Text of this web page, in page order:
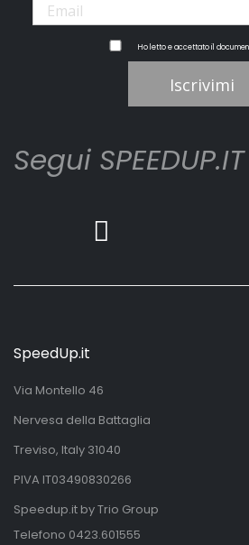
Ho letto e accettato il
Iscrivimi
Segui SPEEDUP.IT
SpeedUp.it
Via Montello 46
Nervesa della Battaglia
Treviso, Italy 31040
PIVA IT03490830266
Speedup.it by Trio Group
Telefono 0423.601555